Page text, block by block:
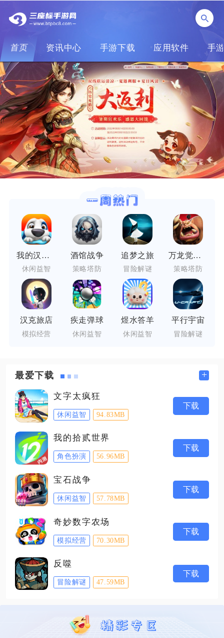
首页 资讯中心 手游下载 应用软件 手
我的汉克狗
休闲益智
酒馆战争
策略塔防
追梦之旅
冒险解谜
万龙觉醒魔兽战场
策略塔防
汉克旅店
模拟经营
疾走弹球
休闲益智
煜水答羊
休闲益智
平行宇宙
冒险解谜
最爱下载 +
文字太疯狂
休闲益智 94.83MB
下载
我的拾贰世界
角色扮演 56.96MB
下载
宝石战争
休闲益智 57.78MB
下载
奇妙数字农场
模拟经营 70.30MB
下载
反噬
冒险解谜 47.59MB
下载